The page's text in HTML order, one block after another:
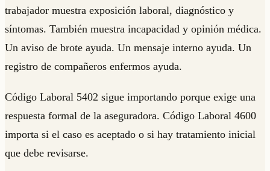
trabajador muestra exposición laboral, diagnóstico y
síntomas. También muestra incapacidad y opinión médica.
Un aviso de brote ayuda. Un mensaje interno ayuda. Un
registro de compañeros enfermos ayuda.
Código Laboral 5402 sigue importando porque exige una
respuesta formal de la aseguradora. Código Laboral 4600
importa si el caso es aceptado o si hay tratamiento inicial
que debe revisarse.